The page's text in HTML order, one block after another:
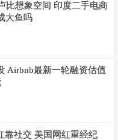
比想象空间 印度二手电商
大鱼吗
Airbnb最新一轮融资估值
靠社交 美国网红重经纪